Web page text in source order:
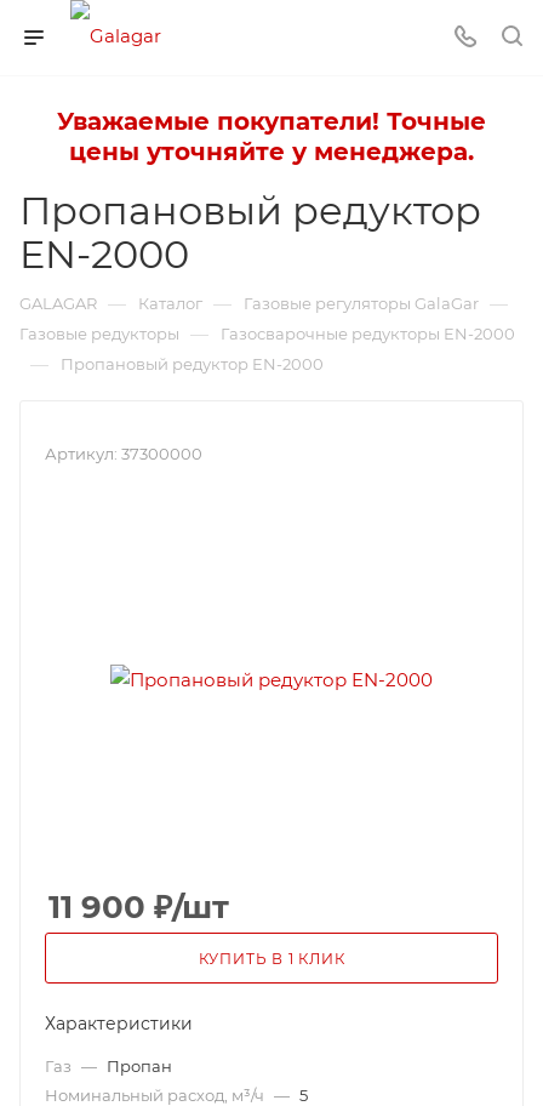
Уважаемые покупатели! Точные
цены уточняйте у менеджера.
Пропановый редуктор
EN-2000
GALAGAR — Каталог — Газовые регуляторы GalaGar —
Газовые редукторы — Газосварочные редукторы EN-2000
— Пропановый редуктор EN-2000
Артикул: 37300000
11 900 ₽/шт
КУПИТЬ В 1 КЛИК
Характеристики
Газ — Пропан
Номинальный расход, м³/ч — 5